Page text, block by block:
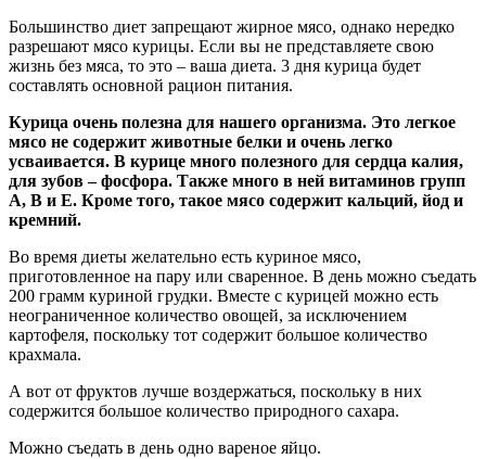
Большинство диет запрещают жирное мясо, однако нередко
разрешают мясо курицы. Если вы не представляете свою
жизнь без мяса, то это – ваша диета. 3 дня курица будет
составлять основной рацион питания.
Курица очень полезна для нашего организма. Это легкое
мясо не содержит животные белки и очень легко
усваивается. В курице много полезного для сердца калия,
для зубов – фосфора. Также много в ней витаминов групп
А, В и Е. Кроме того, такое мясо содержит кальций, йод и
кремний.
Во время диеты желательно есть куриное мясо,
приготовленное на пару или сваренное. В день можно съедать
200 грамм куриной грудки. Вместе с курицей можно есть
неограниченное количество овощей, за исключением
картофеля, поскольку тот содержит большое количество
крахмала.
А вот от фруктов лучше воздержаться, поскольку в них
содержится большое количество природного сахара.
Можно съедать в день одно вареное яйцо.